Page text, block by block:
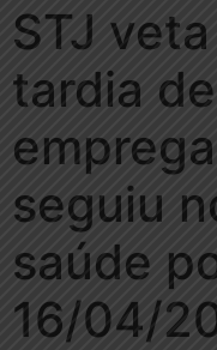
STJ
tardia
seguiu
saúde
16/04/